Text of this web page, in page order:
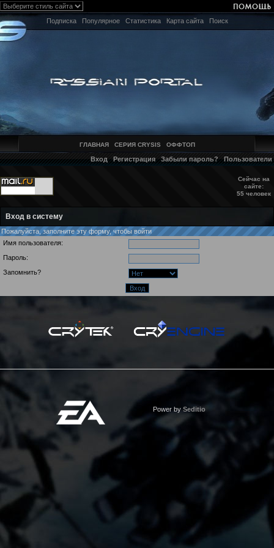
Подписка Популярное Статистика Карта сайта Поиск
ГЛАВНАЯ СЕРИЯ CRYSIS ОФФТОП
Вход Регистрация Забыли пароль? Пользователи
Сейчас на
сайте:
55 человек
Вход в систему
Пожалуйста, заполните эту форму, чтобы войти
Имя пользователя:
Пароль:
Запомнить?
Power by Seditio